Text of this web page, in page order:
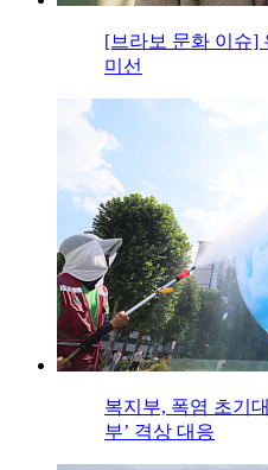
[브라보 문화 이슈]
미선
복지부, 폭염 초기
부’ 격상 대응